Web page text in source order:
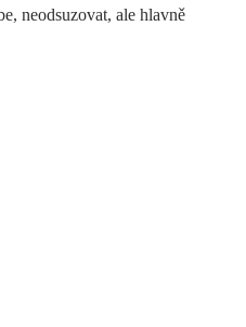
neodsuzovat, ale hlavně